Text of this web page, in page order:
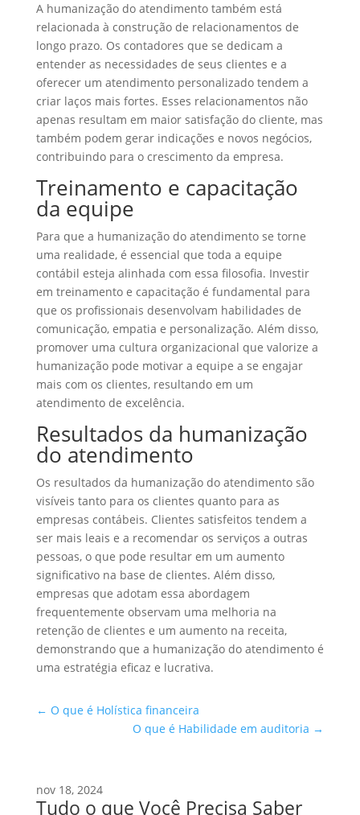
A humanização do atendimento também está
relacionada à construção de relacionamentos de
longo prazo. Os contadores que se dedicam a
entender as necessidades de seus clientes e a
oferecer um atendimento personalizado tendem a
criar laços mais fortes. Esses relacionamentos não
apenas resultam em maior satisfação do cliente, mas
também podem gerar indicações e novos negócios,
contribuindo para o crescimento da empresa.
Treinamento e capacitação
da equipe
Para que a humanização do atendimento se torne
uma realidade, é essencial que toda a equipe
contábil esteja alinhada com essa filosofia. Investir
em treinamento e capacitação é fundamental para
que os profissionais desenvolvam habilidades de
comunicação, empatia e personalização. Além disso,
promover uma cultura organizacional que valorize a
humanização pode motivar a equipe a se engajar
mais com os clientes, resultando em um
atendimento de excelência.
Resultados da humanização
do atendimento
Os resultados da humanização do atendimento são
visíveis tanto para os clientes quanto para as
empresas contábeis. Clientes satisfeitos tendem a
ser mais leais e a recomendar os serviços a outras
pessoas, o que pode resultar em um aumento
significativo na base de clientes. Além disso,
empresas que adotam essa abordagem
frequentemente observam uma melhoria na
retenção de clientes e um aumento na receita,
demonstrando que a humanização do atendimento é
uma estratégia eficaz e lucrativa.
← O que é Holística financeira
O que é Habilidade em auditoria →
nov 18, 2024
Tudo o que Você Precisa Saber